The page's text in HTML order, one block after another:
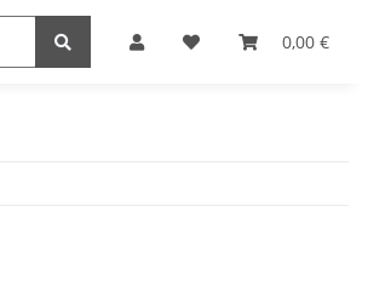
0,00 €
Team Wear Game Wear